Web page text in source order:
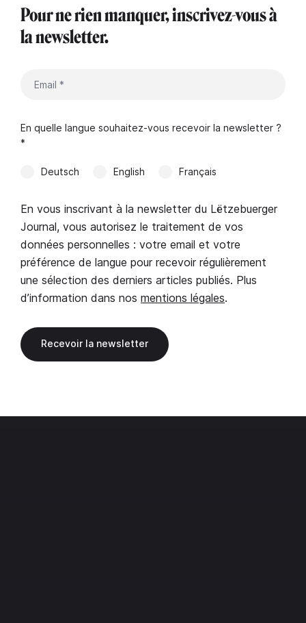
Pour ne rien manquer, inscrivez-vous à
la newsletter.
En quelle langue souhaitez-vous recevoir la newsletter ?
*
Deutsch English Français
En vous inscrivant à la newsletter du Lëtzebuerger
Journal, vous autorisez le traitement de vos
données personnelles : votre email et votre
préférence de langue pour recevoir régulièrement
une sélection des derniers articles publiés. Plus
d’information dans nos mentions légales.